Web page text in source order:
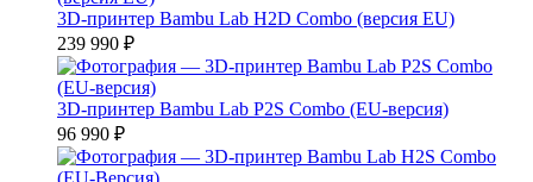
3D-принтер Bambu Lab H2D Combo (версия EU)
239 990 ₽
3D-принтер Bambu Lab P2S Combo (EU-версия)
96 990 ₽